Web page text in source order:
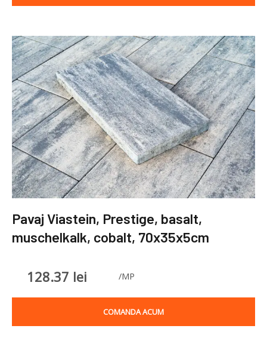
Pavaj Viastein, Prestige, basalt,
muschelkalk, cobalt, 70x35x5cm
128.37 lei /MP
COMANDA ACUM